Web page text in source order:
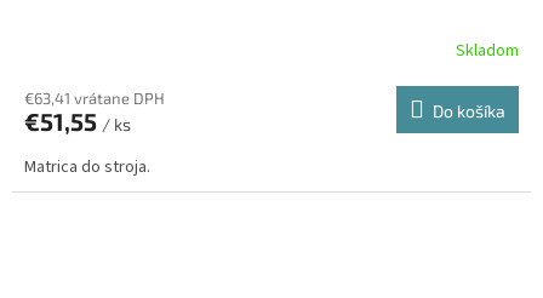
Skladom
€63,41 vrátane DPH
€51,55 / ks
Do košíka
Matrica do stroja.